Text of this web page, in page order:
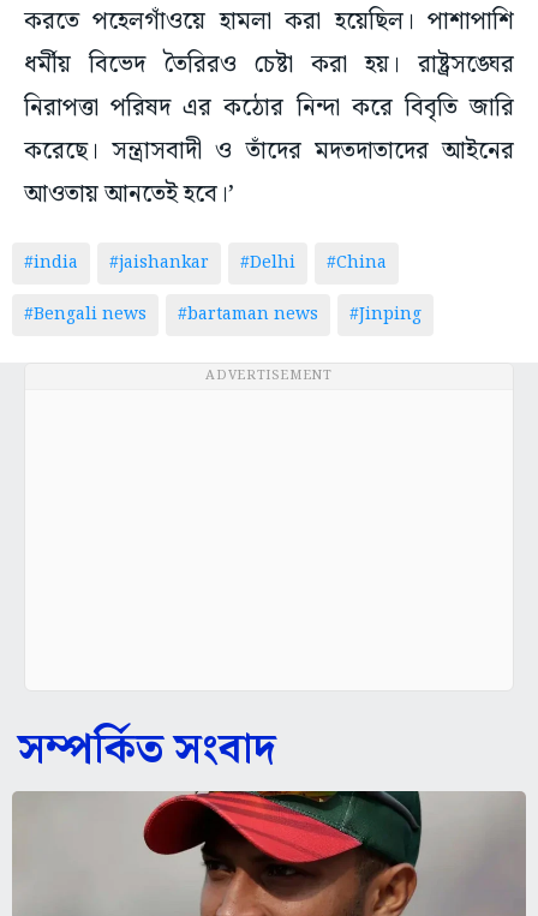
করতে পহেলগাঁওয়ে হামলা করা হয়েছিল। পাশাপাশি
ধর্মীয় বিভেদ তৈরিরও চেষ্টা করা হয়। রাষ্ট্রসঙ্ঘের
নিরাপত্তা পরিষদ এর কঠোর নিন্দা করে বিবৃতি জারি
করেছে। সন্ত্রাসবাদী ও তাঁদের মদতদাতাদের আইনের
আওতায় আনতেই হবে।’
#india #jaishankar #Delhi
#China
#Bengali news
#bartaman news #Jinping
ADVERTISEMENT
সম্পর্কিত সংবাদ